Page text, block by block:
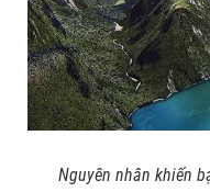
Nguyên nhân khiến